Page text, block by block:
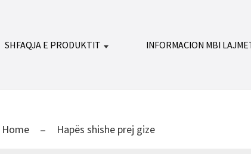
SHFAQJA E PRODUKTIT INFORMACION MBI
Hapës shishe prej gize